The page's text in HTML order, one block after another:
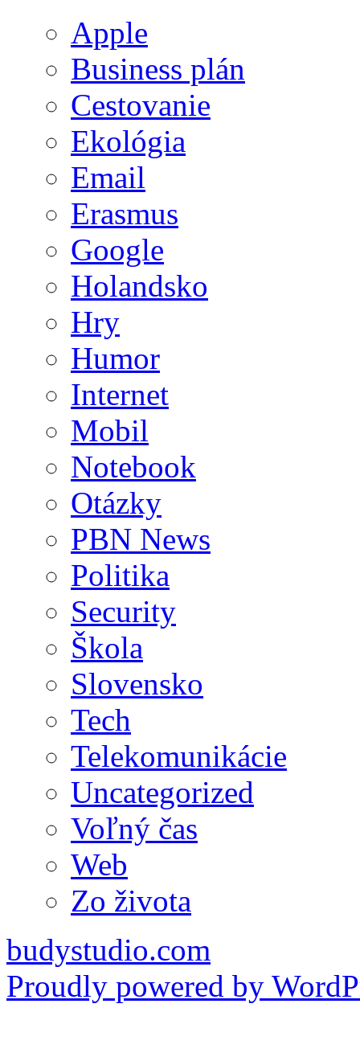
Apple
Business plán
Cestovanie
Ekológia
Email
Erasmus
Google
Holandsko
Hry
Humor
Internet
Mobil
Notebook
Otázky
PBN News
Politika
Security
Škola
Slovensko
Tech
Telekomunikácie
Uncategorized
Voľný čas
Web
Zo života
budystudio.com
Proudly powered by